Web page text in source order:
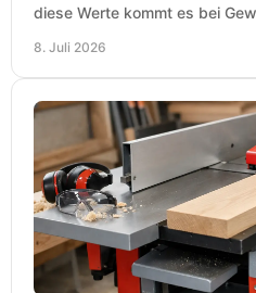
diese Werte kommt es bei
8. Juli 2026